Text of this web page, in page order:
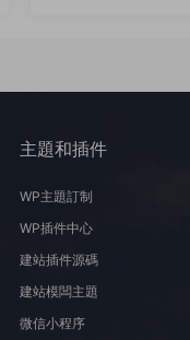
主題和插件
WP主題訂制
WP插件中心
建站插件源碼
建站模闆主題
微信小程序